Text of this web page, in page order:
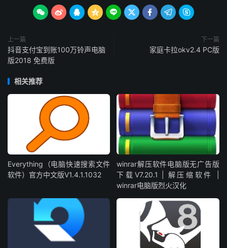
        
上一篇
抖音支付宝到账100万铃声电脑
版2018 免费版
下一篇
家庭卡拉okv2.4 PC版
相关推荐
Everything（电脑快速搜索文件
软件）官方中文版V1.4.1.1032
winrar解压软件电脑版无广告版
下载V7.20.1 | 解压缩软件 |
winrar电脑版烈火汉化